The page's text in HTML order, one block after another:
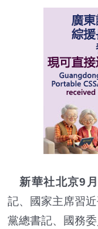
新華社北京9
記、國家主席習
黨總書記、國務委